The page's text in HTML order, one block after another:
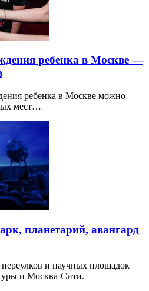
ребенка в Москве —
ребенка в Москве можно
мест…
планетарий, авангард
и научных площадок
и Москва-Сити.